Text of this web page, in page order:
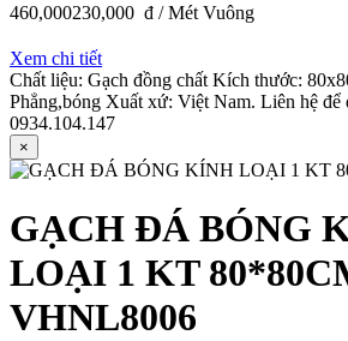
460,000230,000 đ / Mét Vuông
Xem chi tiết
Chất liệu: Gạch đồng chất Kích thước:
Phẳng,bóng Xuất xứ: Việt Nam. Liên hệ để
0934.104.147
×
GẠCH ĐÁ BÓNG
LOẠI 1 KT
VHNL8006